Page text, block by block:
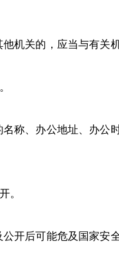
机关的，应当与有关
称、办公地址、办公
。
开后可能危及国家安